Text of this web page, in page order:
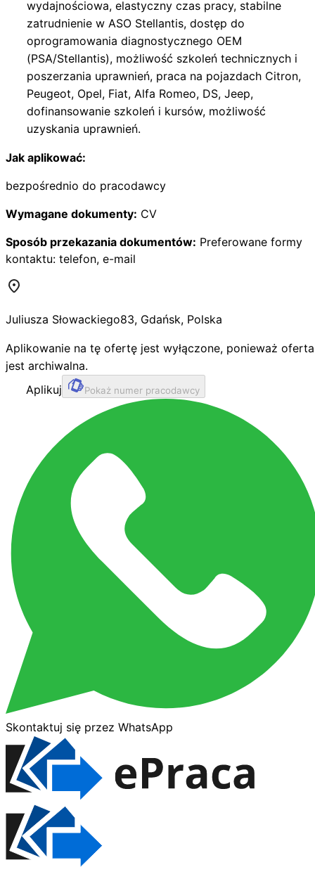
wydajnościowa, elastyczny czas pracy, stabilne
zatrudnienie w ASO Stellantis, dostęp do
oprogramowania diagnostycznego OEM
(PSA/Stellantis), możliwość szkoleń technicznych i
poszerzania uprawnień, praca na pojazdach Citron,
Peugeot, Opel, Fiat, Alfa Romeo, DS, Jeep,
dofinansowanie szkoleń i kursów, możliwość
uzyskania uprawnień.
Jak aplikować:
bezpośrednio do pracodawcy
Wymagane dokumenty: CV
Sposób przekazania dokumentów: Preferowane formy
kontaktu: telefon, e-mail
Juliusza Słowackiego83, Gdańsk, Polska
Aplikowanie na tę ofertę jest wyłączone, ponieważ oferta
jest archiwalna.
Aplikuj
Pokaż numer pracodawcy
Skontaktuj się przez WhatsApp